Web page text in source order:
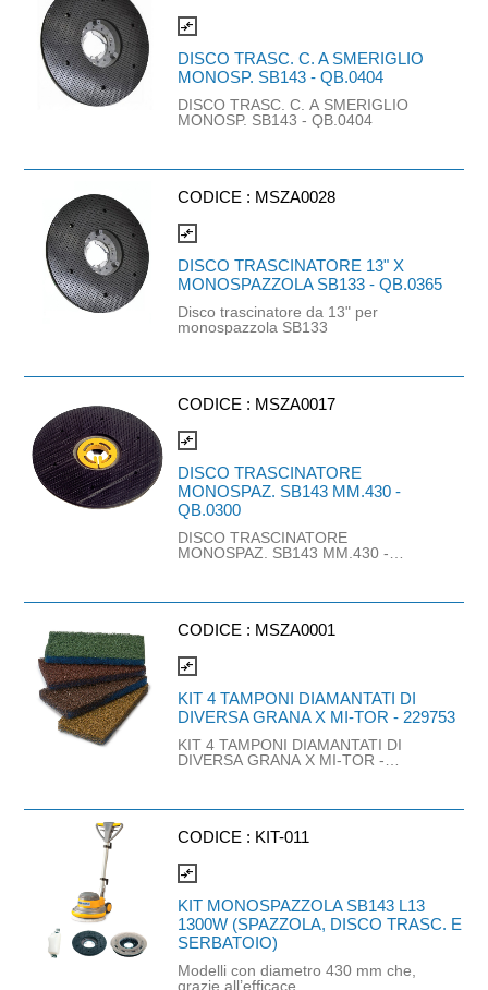
compare_arrows
DISCO TRASC. C. A SMERIGLIO
MONOSP. SB143 - QB.0404
DISCO TRASC. C. A SMERIGLIO
MONOSP. SB143 - QB.0404
CODICE : MSZA0028
compare_arrows
DISCO TRASCINATORE 13" X
MONOSPAZZOLA SB133 - QB.0365
Disco trascinatore da 13" per
monospazzola SB133
CODICE : MSZA0017
compare_arrows
DISCO TRASCINATORE
MONOSPAZ. SB143 MM.430 -
QB.0300
DISCO TRASCINATORE
MONOSPAZ. SB143 MM.430 -
CODICE : MSZA0001
compare_arrows
KIT 4 TAMPONI DIAMANTATI DI
DIVERSA GRANA X MI-TOR - 229753
KIT 4 TAMPONI DIAMANTATI DI
DIVERSA GRANA X MI-TOR -
CODICE : KIT-011
compare_arrows
KIT MONOSPAZZOLA SB143 L13
1300W (SPAZZOLA, DISCO TRASC. E
SERBATOIO)
Modelli con diametro 430 mm che,
grazie all’efficace